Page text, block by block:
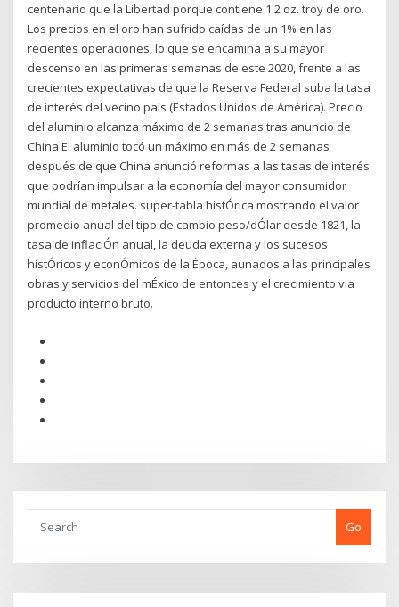
centenario que la Libertad porque contiene 1.2 oz. troy de oro.
Los precios en el oro han sufrido caídas de un 1% en las
recientes operaciones, lo que se encamina a su mayor
descenso en las primeras semanas de este 2020, frente a las
crecientes expectativas de que la Reserva Federal suba la tasa
de interés del vecino país (Estados Unidos de América). Precio
del aluminio alcanza máximo de 2 semanas tras anuncio de
China El aluminio tocó un máximo en más de 2 semanas
después de que China anunció reformas a las tasas de interés
que podrían impulsar a la economía del mayor consumidor
mundial de metales. super-tabla histÓrica mostrando el valor
promedio anual del tipo de cambio peso/dÓlar desde 1821, la
tasa de inflaciÓn anual, la deuda externa y los sucesos
histÓricos y econÓmicos de la Época, aunados a las principales
obras y servicios del mÉxico de entonces y el crecimiento via
producto interno bruto.
Go